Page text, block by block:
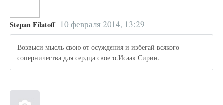
Stepan Filatoff 10 февраля 2014, 13:29
Возвыси мысль свою от осуждения и избегай всякого
соперничества для сердца своего.Исаак Сирин.